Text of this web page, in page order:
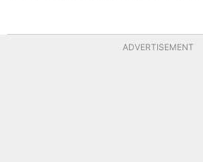
ADVERTISEMENT